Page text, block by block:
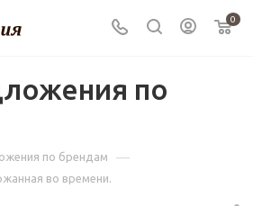
0
по
по брендам —
во времени.